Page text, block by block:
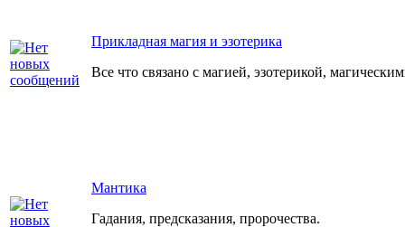
Прикладная магия и эзотерика
Все что связано с магией, эзотерикой,
Мантика
Гадания, предсказания, пророчества.